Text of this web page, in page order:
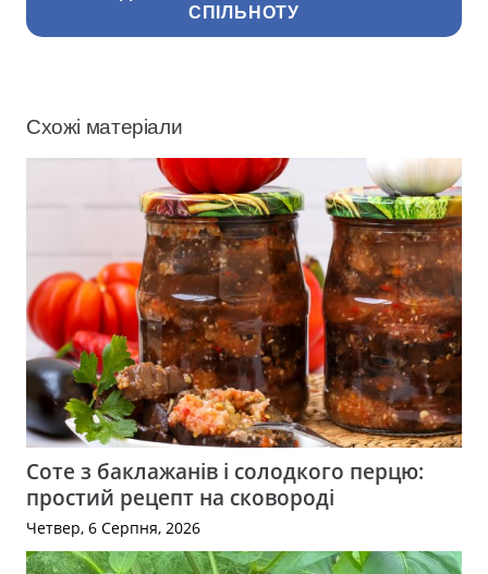
СПІЛЬНОТУ
Схожі матеріали
Соте з баклажанів і солодкого перцю:
простий рецепт на сковороді
Четвер, 6 Серпня, 2026